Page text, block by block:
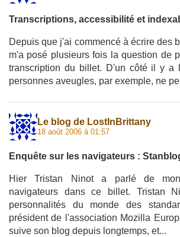
Transcriptions, accessibilité et
Depuis que j'ai commencé à écrire des
m'a posé plusieurs fois la question de
transcription du billet. D'un côté il y a
personnes aveugles, par exemple, ne
Le blog de LostInBrittany
18 août 2006 à 01:57
Enquête sur les navigateurs :
Hier Tristan Ninot a parlé de
navigateurs dans ce billet. Tristan
personnalités du monde des
président de l'association Mozilla
suive son blog depuis longtemps, et...